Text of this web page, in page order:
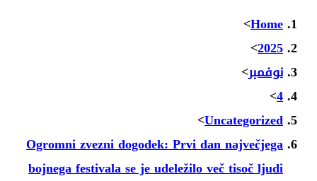
Home
>
2025
>
نوفمبر>
4
>
Uncategorized
>
Ogromni zvezni dogodek: Prvi dan največjega
bojnega festivala se je udeležilo več tisoč ljudi